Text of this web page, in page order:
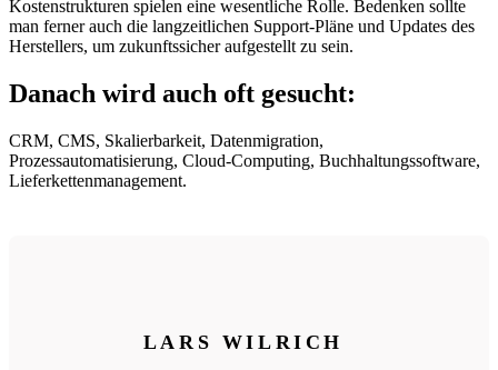
Kostenstrukturen spielen eine wesentliche Rolle. Bedenken sollte
man ferner auch die langzeitlichen Support-Pläne und Updates des
Herstellers, um zukunftssicher aufgestellt zu sein.
Danach wird auch oft gesucht:
CRM, CMS, Skalierbarkeit, Datenmigration,
Prozessautomatisierung, Cloud-Computing, Buchhaltungssoftware,
Lieferkettenmanagement.
LARS WILRICH